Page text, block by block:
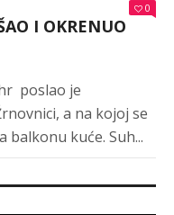
0
I OKRENUO
poslao je
a na kojoj se
balkonu kuće. Suh...